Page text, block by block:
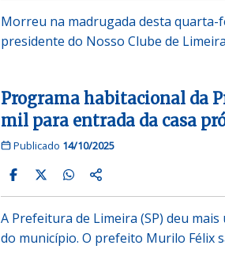
Morreu na madrugada desta quarta-
presidente do Nosso Clube de
Programa habitacional da
mil para entrada da casa
Publicado 14/10/2025
A Prefeitura de Limeira (SP) deu
do município. O prefeito Murilo Félix